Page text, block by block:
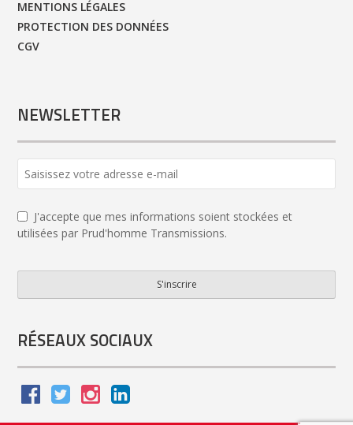
MENTIONS LÉGALES
PROTECTION DES DONNÉES
CGV
NEWSLETTER
J'accepte que mes informations soient stockées et
utilisées par Prud'homme Transmissions.
S'inscrire
Website *
RÉSEAUX SOCIAUX